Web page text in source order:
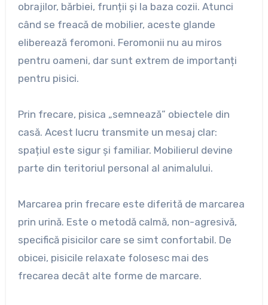
obrajilor, bărbiei, frunții și la baza cozii. Atunci
când se freacă de mobilier, aceste glande
eliberează feromoni. Feromonii nu au miros
pentru oameni, dar sunt extrem de importanți
pentru pisici.
Prin frecare, pisica „semnează” obiectele din
casă. Acest lucru transmite un mesaj clar:
spațiul este sigur și familiar. Mobilierul devine
parte din teritoriul personal al animalului.
Marcarea prin frecare este diferită de marcarea
prin urină. Este o metodă calmă, non-agresivă,
specifică pisicilor care se simt confortabil. De
obicei, pisicile relaxate folosesc mai des
frecarea decât alte forme de marcare.